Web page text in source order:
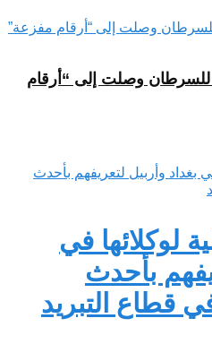
للسرطان وصلت إلى “أرقام
لوكلائها في
بأحدث
قطاع التبريد